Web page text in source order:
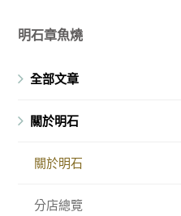
明石章魚燒
全部文章
關於明石
關於明石
分店總覽